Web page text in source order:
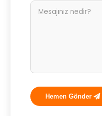
Hemen Gönder